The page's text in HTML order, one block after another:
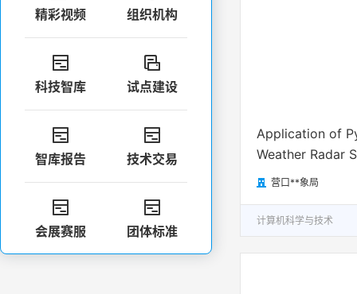
精彩视频 组织机构

科技智库

试点建设

智库报告

技术交易

会展赛服

团体标准
Application of
Weather Radar
 营口**象局
计算机科学与技术